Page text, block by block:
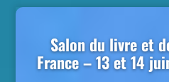
Salon du livre et
France – 13 et 14